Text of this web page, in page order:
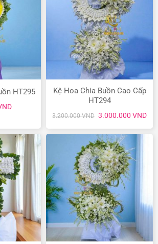
HT295
Kệ Hoa Chia Buồn Cao Cấp
HT294
3.200.000VND Giá
gốc
là:
3.200.000 VND.
3.000.000 VNDGiá
tại